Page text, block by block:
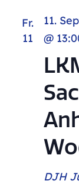
Fr.
11
11.
@
DJH